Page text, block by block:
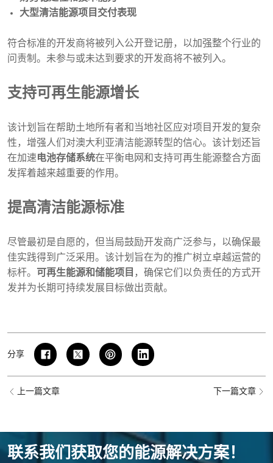
大型清洁能源项目交付表现
符合标准的开发商将被列入公开登记册，以加强整个行业的
问责制。未参与或未达到要求的开发商将不被列入。
支持可再生能源增长
该计划旨在帮助土地所有者和当地社区应对项目开发的复杂
性，增强人们对澳大利亚清洁能源转型的信心。该计划还旨
在加速电池存储系统在平衡电网和支持可再生能源整合方面
发挥着越来越重要的作用。
提高清洁能源标准
尽管最初是自愿的，但当局鼓励开发商广泛参与，以确保最
佳实践得到广泛采用。该计划旨在为的推广树立卓越运营的
标杆。
可再生能源和储能项目 ，确保它们以负责任的方式开
发并为长期可持续发展目标做出贡献。
分享
上一篇文章 下一篇文章
联系我们获取您的能源解决方案！